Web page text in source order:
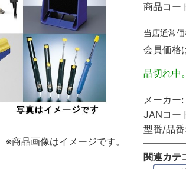
※商品画像はイメージです。
商品コー
当店通常
会員価格
品切れ中
メーカー:
JANコー
型番/品番:
関連カテ